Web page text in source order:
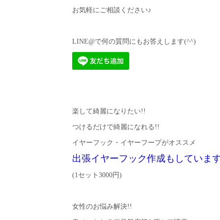
お気軽にご相談ください♪
LINE@で何の質問にもお答えします(^^)
楽して綺麗になりたい!!
つけるだけで綺麗になれる!!
イヤーフック・イヤーフープがオススメ
出張イヤーフック作成もしていま
(1セット3000円)
女性のお悩み解決!!